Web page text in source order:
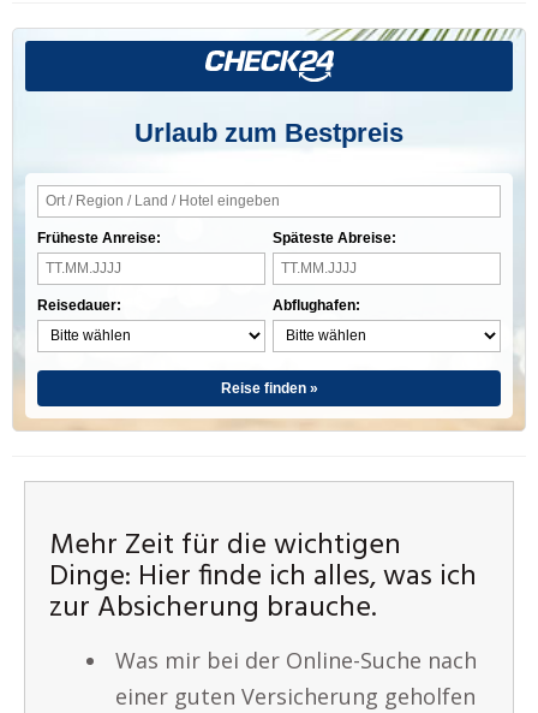
Urlaub zum Bestpreis
Früheste Anreise:
Reisedauer:
Späteste Abreise:
Abflughafen:
Reise finden »
Mehr Zeit für die wichtigen
Dinge: Hier finde ich alles, was ich
zur Absicherung brauche.
Was mir bei der Online-Suche nach
einer guten Versicherung geholfen